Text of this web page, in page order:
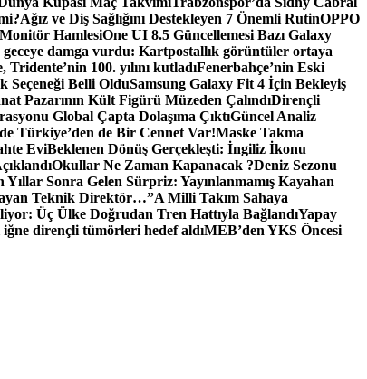
Ağız ve Diş Sağlığını Destekleyen 7 Önemli RutinOPPO
HamlesiOne UI 8.5 Güncellemesi Bazı Galaxy
damga vurdu: Kartpostallık görüntüler ortaya
100. yılını kutladıFenerbahçe’nin Eski
Seçeneği Belli OlduSamsung Galaxy Fit 4 İçin Bekleyiş
Pazarının Kült Figürü Müzeden ÇalındıDirençli
Global Çapta Dolaşıma ÇıktıGüncel Analiz
Türkiye’den de Bir Cennet Var!Maske Takma
EviBeklenen Dönüş Gerçekleşti: İngiliz İkonu
Okullar Ne Zaman Kapanacak ?Deniz Sezonu
Yıllar Sonra Gelen Sürpriz: Yayınlanmamış Kayahan
Teknik Direktör…”A Milli Takım Sahaya
Üç Ülke Doğrudan Tren Hattıyla BağlandıYapay
iğne dirençli tümörleri hedef aldıMEB’den YKS Öncesi